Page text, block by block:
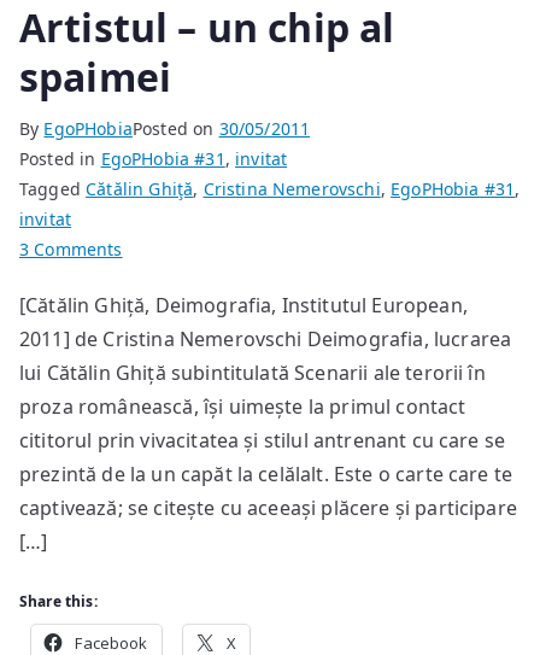
Artistul – un chip al
spaimei
By EgoPHobiaPosted on 30/05/2011
Posted in EgoPHobia #31 , invitat
TaggedCătălin Ghiţă, Cristina Nemerovschi, EgoPHobia #31 ,
invitat
3 Comments
–
un
chip
al
spaimei
[Cătălin Ghiță, Deimografia, Institutul European,
2011] de Cristina Nemerovschi Deimografia, lucrarea
lui Cătălin Ghiță subintitulată Scenarii ale terorii în
proza românească, își uimește la primul contact
cititorul prin vivacitatea și stilul antrenant cu care se
prezintă de la un capăt la celălalt. Este o carte care te
captivează; se citește cu aceeași plăcere și participare
[…]
Share this:
Facebook X